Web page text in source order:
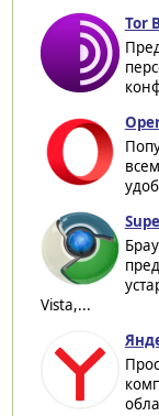
Tor
Vista,...